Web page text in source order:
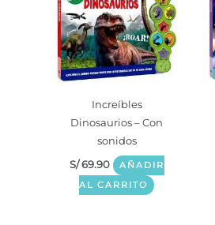
Increíbles
Dinosaurios – Con
sonidos
S/69.90
AÑADIR
AL CARRITO